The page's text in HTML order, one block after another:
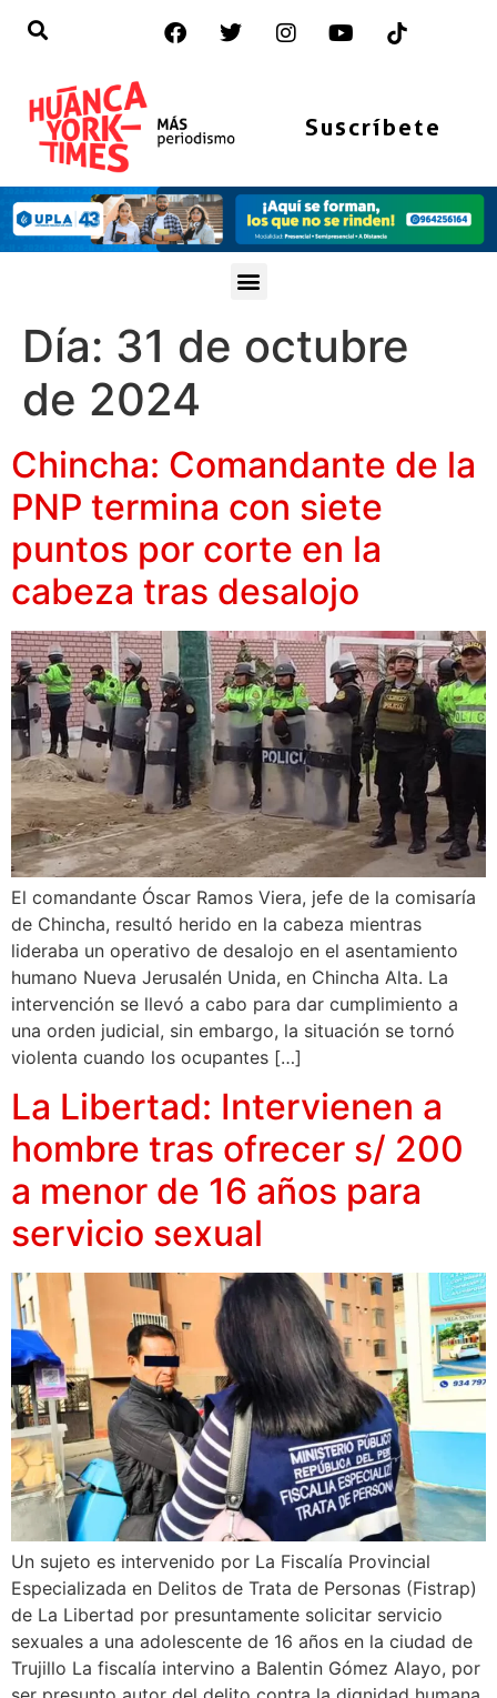
Suscríbete
Día: 31 de octubre
de 2024
Chincha: Comandante de la
PNP termina con siete
puntos por corte en la
cabeza tras desalojo
El comandante Óscar Ramos Viera, jefe de la comisaría
de Chincha, resultó herido en la cabeza mientras
lideraba un operativo de desalojo en el asentamiento
humano Nueva Jerusalén Unida, en Chincha Alta. La
intervención se llevó a cabo para dar cumplimiento a
una orden judicial, sin embargo, la situación se tornó
violenta cuando los ocupantes […]
La Libertad: Intervienen a
hombre tras ofrecer s/ 200
a menor de 16 años para
servicio sexual
Un sujeto es intervenido por La Fiscalía Provincial
Especializada en Delitos de Trata de Personas (Fistrap)
de La Libertad por presuntamente solicitar servicio
sexuales a una adolescente de 16 años en la ciudad de
Trujillo La fiscalía intervino a Balentin Gómez Alayo, por